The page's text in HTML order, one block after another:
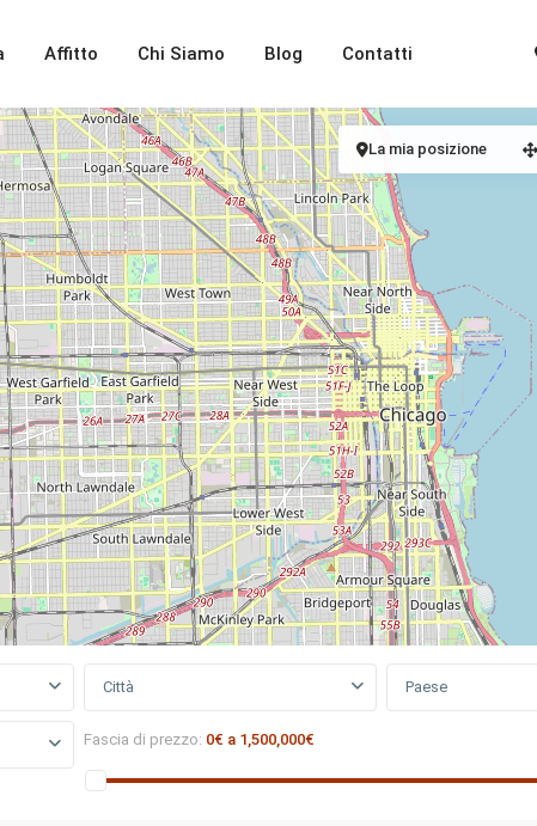
Affitto Chi Siamo Blog Contatti
La mia posizione
Città Paese
Fascia di prezzo: 0€ a 1,500,000€